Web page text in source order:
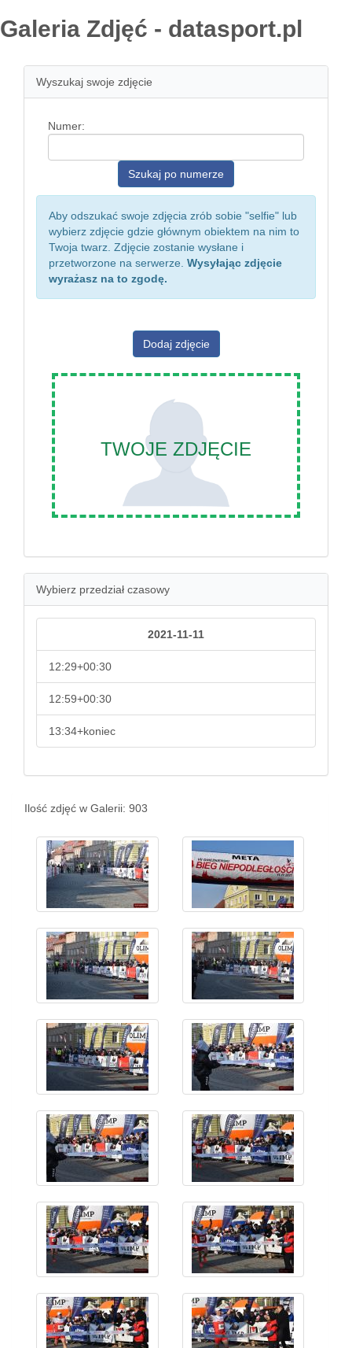
Galeria Zdjęć - datasport.pl
Wyszukaj swoje zdjęcie
Numer:
Aby odszukać swoje zdjęcia zrób sobie "selfie" lub
wybierz zdjęcie gdzie głównym obiektem na nim to
Twoja twarz. Zdjęcie zostanie wysłane i
przetworzone na serwerze. Wysyłając zdjęcie
wyrażasz na to zgodę.
Dodaj zdjęcie
TWOJE ZDJĘCIE
Wybierz przedział czasowy
2021-11-11
12:29+00:30
12:59+00:30
13:34+koniec
Ilość zdjęć w Galerii: 903